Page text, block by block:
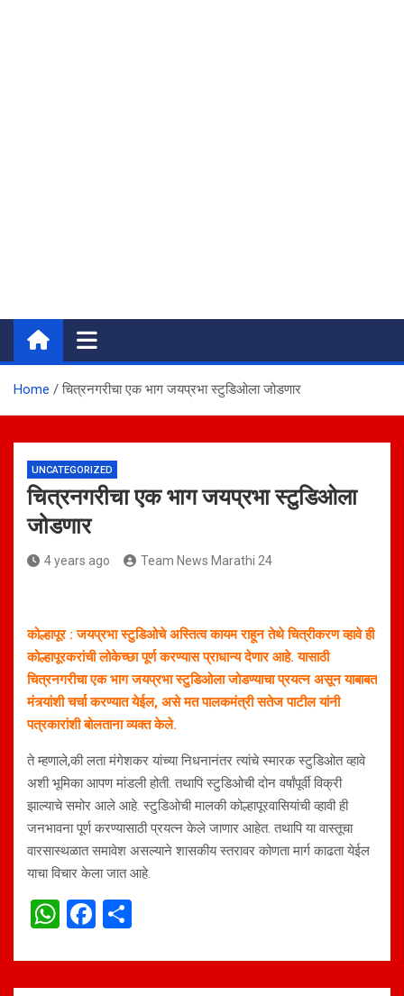
Home चित्रनगरीचा एक भाग जयप्रभा स्टुडिओला जोडणार
UNCATEGORIZED
चित्रनगरीचा एक भाग जयप्रभा स्टुडिओला
जोडणार
4 years ago Team News Marathi 24
कोल्हापूर : जयप्रभा स्टुडिओचे अस्तित्व कायम राहून तेथे चित्रीकरण व्हावे ही
कोल्हापूरकरांची लोकेच्छा पूर्ण करण्यास प्राधान्य देणार आहे. यासाठी
चित्रनगरीचा एक भाग जयप्रभा स्टुडिओला जोडण्याचा प्रयत्न असून याबाबत
मंत्र्यांशी चर्चा करण्यात येईल, असे मत पालकमंत्री सतेज पाटील यांनी
पत्रकारांशी बोलताना व्यक्त केले.
ते म्हणाले,की लता मंगेशकर यांच्या निधनानंतर त्यांचे स्मारक स्टुडिओत व्हावे
अशी भूमिका आपण मांडली होती. तथापि स्टुडिओची दोन वर्षांपूर्वी विक्री
झाल्याचे समोर आले आहे. स्टुडिओची मालकी कोल्हापूरवासियांची व्हावी ही
जनभावना पूर्ण करण्यासाठी प्रयत्न केले जाणार आहेत. तथापि या वास्तूचा
वारसास्थळात समावेश असल्याने शासकीय स्तरावर कोणता मार्ग काढता येईल
याचा विचार केला जात आहे.
W
at
F
ce ar